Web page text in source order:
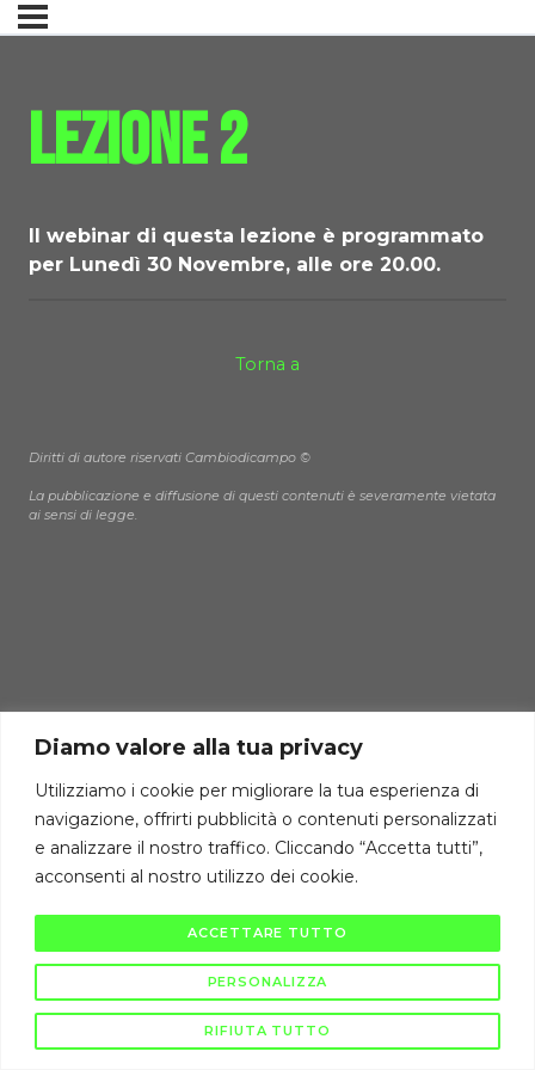
Diamo valore alla tua privacy
Utilizziamo i cookie per migliorare la tua esperienza di
navigazione, offrirti pubblicità o contenuti personalizzati
e analizzare il nostro traffico. Cliccando “Accetta tutti”,
acconsenti al nostro utilizzo dei cookie.
PERSONALIZZA
RIFIUTA TUTTO
ACCETTARE TUTTO
Lezione 2
Il webinar di questa lezione è programmato
per Lunedì 30 Novembre, alle ore 20.00.
Torna a
Diritti di autore riservati Cambiodicampo ©
La pubblicazione e diffusione di questi contenuti è severamente vietata
ai sensi di legge.